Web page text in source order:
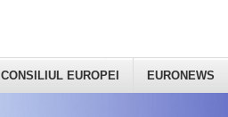
CONSILIUL EUROPEI EURONEWS